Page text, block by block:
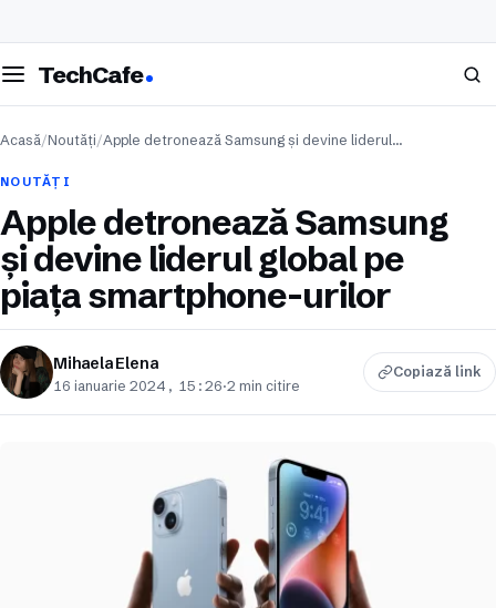
meniul
TechCafe Caută
Acasă/Noutăți/Apple detronează Samsung și devine liderul…
NOUTĂȚI
Apple detronează Samsung
și devine liderul global pe
piața smartphone-urilor
Mihaela Elena
16 ianuarie 2024, 15:26·2 min citire
Copiază link